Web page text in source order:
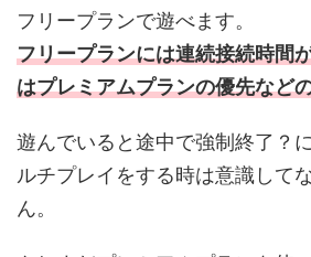
フリープランで遊べます。
フリープランには連続接続時間
はプレミアムプランの優先など
遊んでいると途中で強制終了？
ルチプレイをする時は意識して
ん。